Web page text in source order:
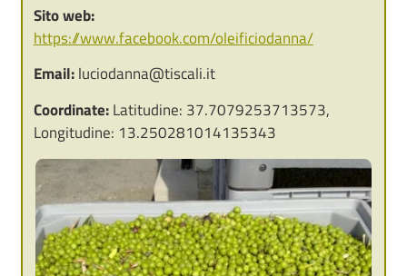
Sito web:
https://www.facebook.com/oleificiodanna/
Email:luciodanna@tiscali.it
Coordinate:Latitudine: 37.7079253713573,
Longitudine: 13.250281014135343